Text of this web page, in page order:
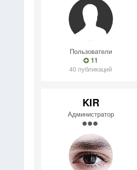
Пользователи
11
40 публикаций
KIR
Администратор